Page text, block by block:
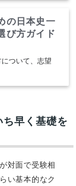
の日本史一
び方ガイド
ついて、志望
早く基礎を
対面で受験相
い基本的なク